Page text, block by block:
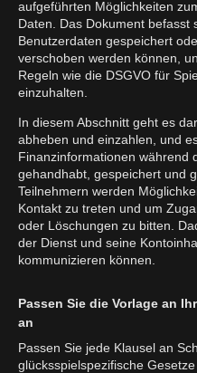
aufgeführten Möglichkeiten
Daten. Das Dokument befasst
Benutzerdaten gespeichert
verschoben werden können,
Regeln wie die DSGVO für
einzuhalten.
In diesem Abschnitt geht es
abheben und einzahlen, und
Finanzinformationen während
gehandhabt, gespeichert und
Teilnehmern werden
Kontakt zu treten und um
oder Löschungen zu bitten.
der Dienst und seine
kommunizieren können.
Passen Sie die Vorlage an
an
Passen Sie jede Klausel an
glücksspielspezifische